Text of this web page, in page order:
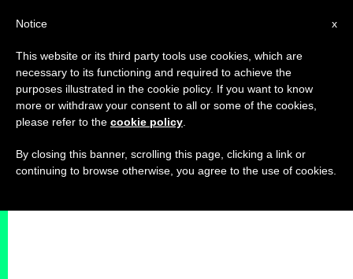
x
Notice
This website or its third party tools use cookies, which are
necessary to its functioning and required to achieve the
purposes illustrated in the cookie policy. If you want to know
more or withdraw your consent to all or some of the cookies,
please refer to the cookie policy
By closing this banner, scrolling this page, clicking a link or
continuing to browse otherwise, you agree to the use of cookies.